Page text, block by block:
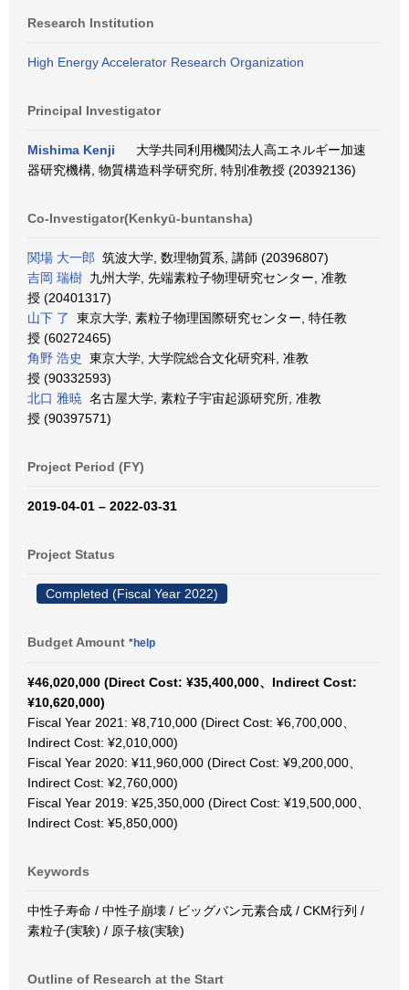
Research Institution
High Energy Accelerator Research Organization
Principal Investigator
Mishima Kenji
大学共同利用機関法人高エネルギー加速
器研究機構, 物質構造科学研究所, 特別准教授 (20392136)
Co-Investigator(Kenkyū-buntansha)
関場 大一郎 筑波大学, 数理物質系, 講師 (20396807)
吉岡 瑞樹 九州大学, 先端素粒子物理研究センター, 准教
授 (20401317)
山下 了
東京大学, 素粒子物理国際研究センター, 特任教
授 (60272465)
角野 浩史
東京大学, 大学院総合文化研究科, 准教
授 (90332593)
北口 雅暁 名古屋大学, 素粒子宇宙起源研究所, 准教
授 (90397571)
Project Period (FY)
2019-04-01 – 2022-03-31
Project Status
Completed (Fiscal Year 2022)
Budget Amount *help
¥46,020,000 (Direct Cost: ¥35,400,000、Indirect Cost:
¥10,620,000)
Fiscal Year 2021: ¥8,710,000 (Direct Cost: ¥6,700,000、
Indirect Cost: ¥2,010,000)
Fiscal Year 2020: ¥11,960,000 (Direct Cost: ¥9,200,000、
Indirect Cost: ¥2,760,000)
Fiscal Year 2019: ¥25,350,000 (Direct Cost: ¥19,500,000、
Indirect Cost: ¥5,850,000)
Keywords
中性子寿命 / 中性子崩壊 / ビッグバン元素合成 / CKM行列 /
素粒子(実験) / 原子核(実験)
Outline of Research at the Start